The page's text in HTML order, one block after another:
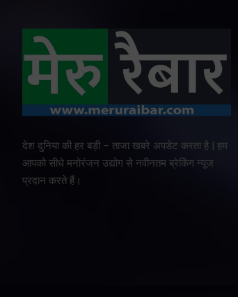
देश दुनिया की हर बड़ी – ताजा खबरे अपडेट करता है | हम
आपको सीधे मनोरंजन उद्योग से नवीनतम ब्रेकिंग न्यूज
प्रदान करते हैं।